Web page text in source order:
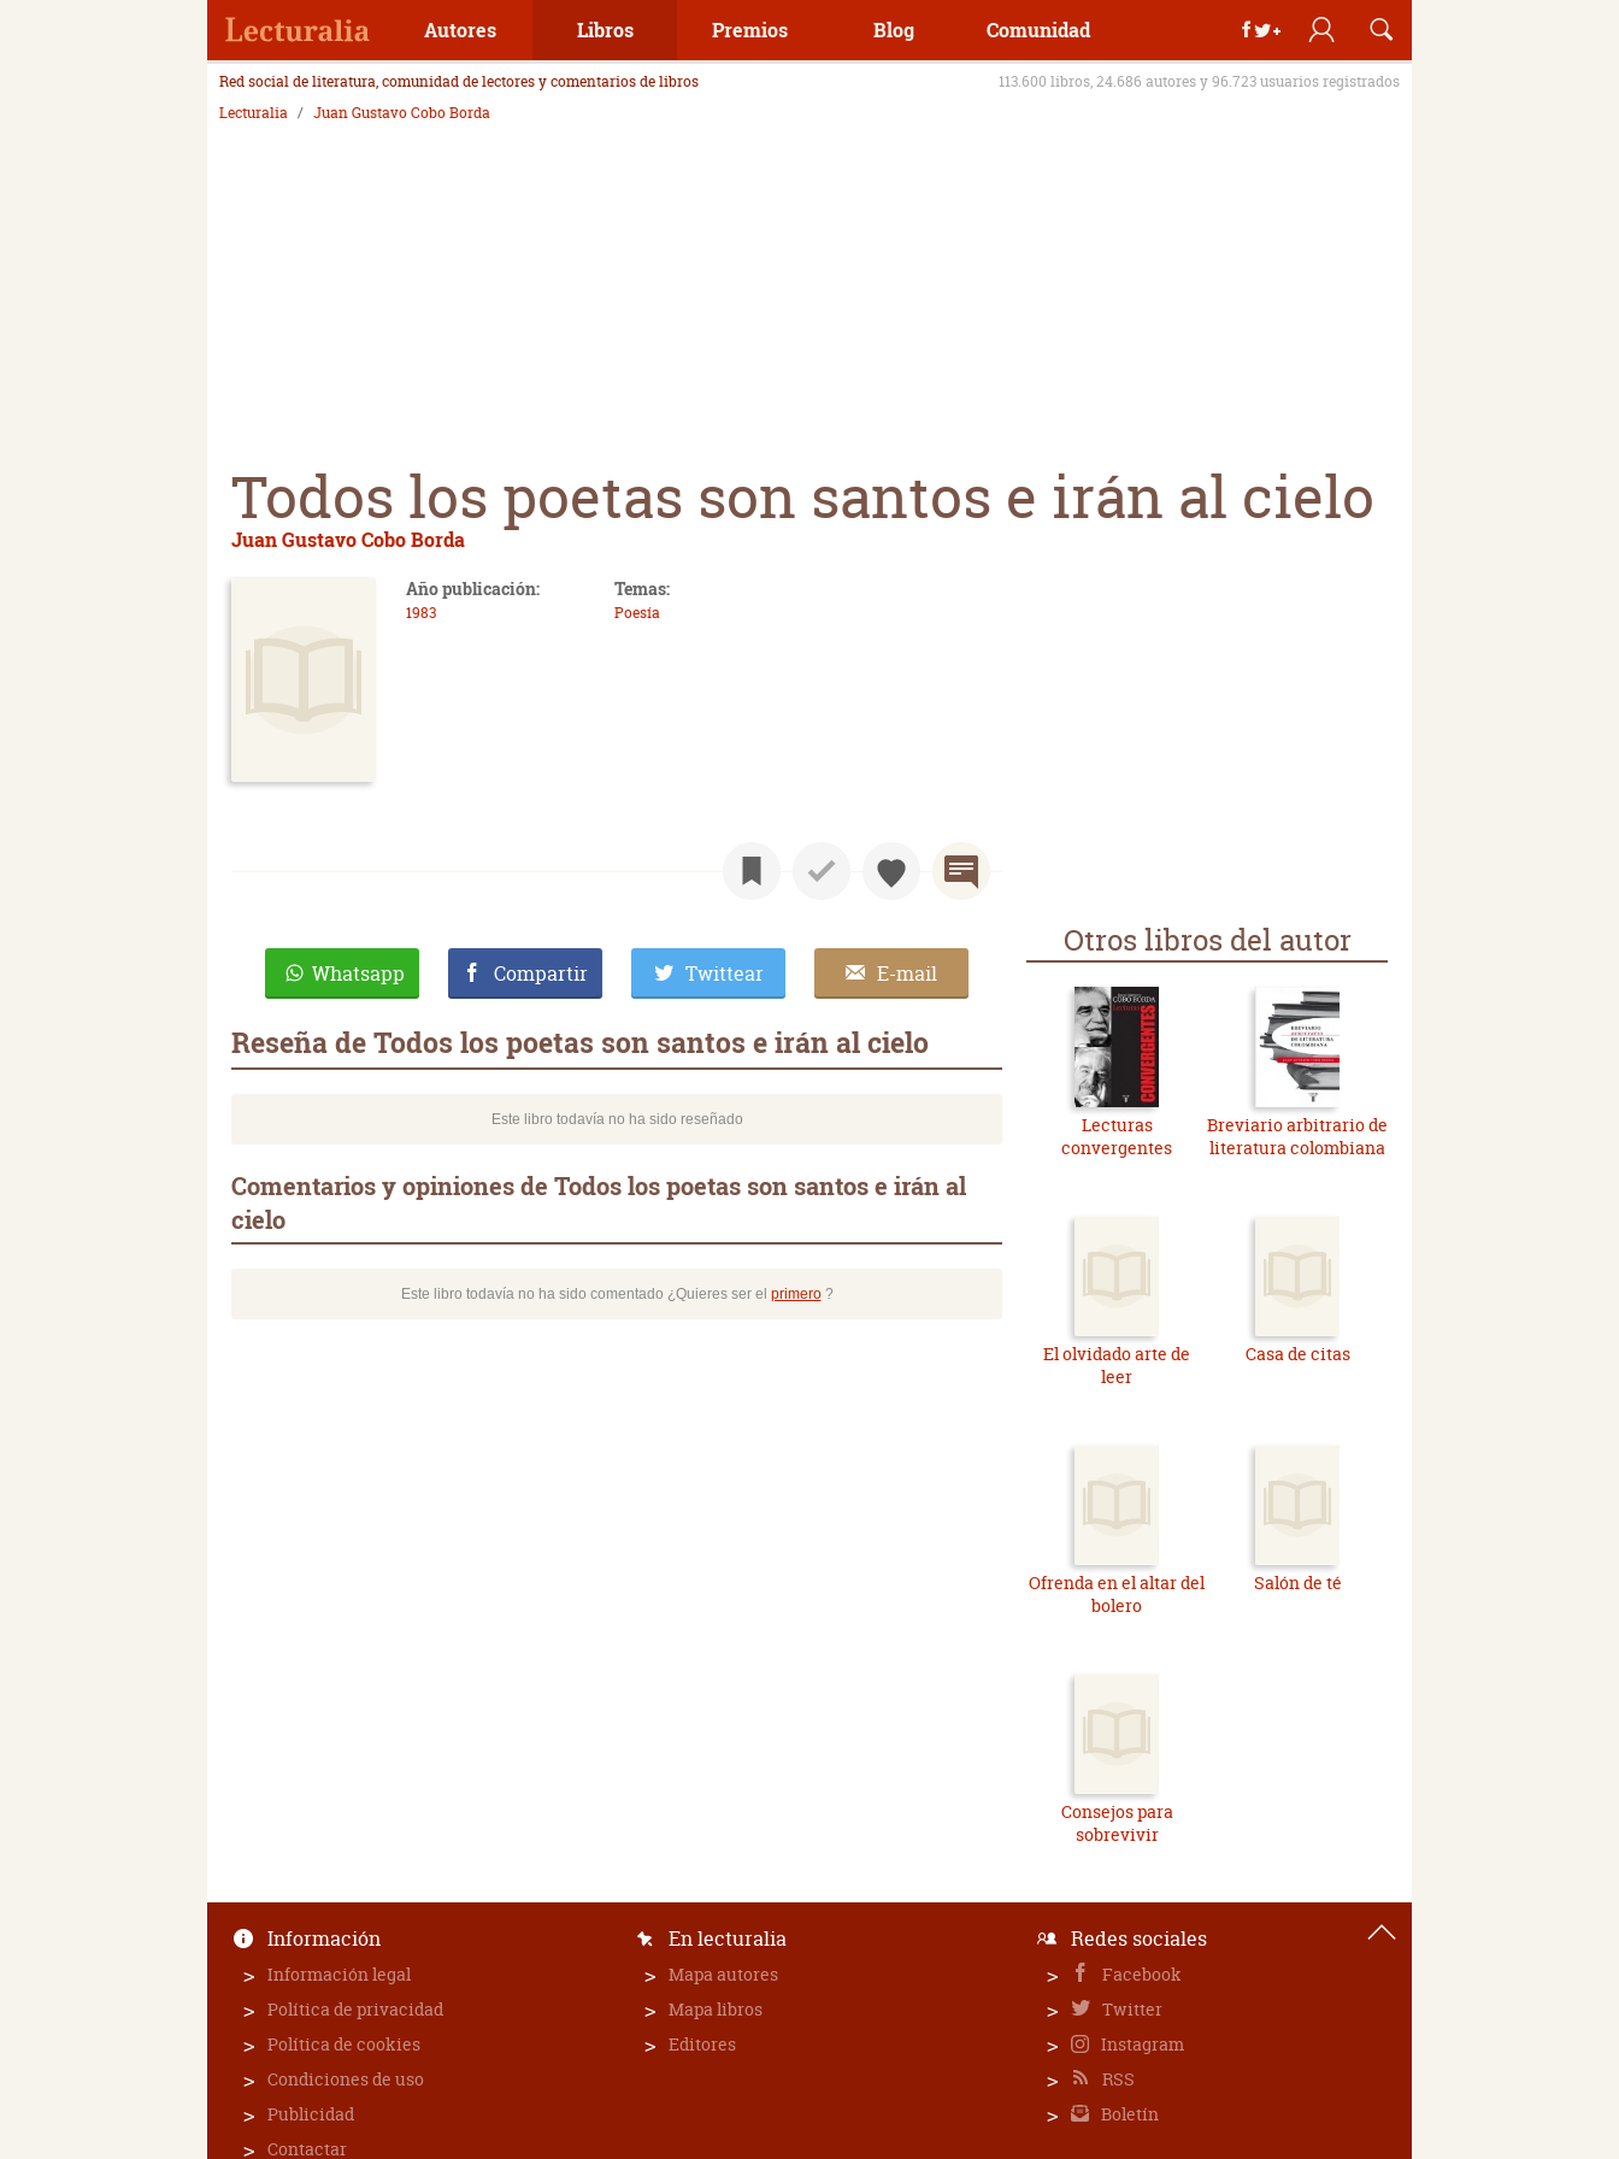
Autores Libros Premios Blog Comunidad
Red social de literatura, comunidad de lectores y comentarios de libros
113.600 libros, 24.686 autores y 96.723 usuarios registrados
Lecturalia
Juan Gustavo Cobo Borda
Todos los poetas son santos e irán al cielo
Juan Gustavo Cobo Borda
Año publicación:
1983
Temas:
Poesía
Whatsapp Compartir Twittear E-mail
Reseña de Todos los poetas son santos e irán al cielo
Este libro todavía no ha sido reseñado
Comentarios y opiniones de Todos los poetas son santos e irán al
cielo
Este libro todavía no ha sido comentado ¿Quieres ser el primero?
Otros libros del autor
Lecturas
convergentes
Breviario arbitrario de
literatura colombiana
El olvidado arte de
leer
Casa de citas
Ofrenda en el altar del
bolero
Salón de té
Consejos para
sobrevivir
Información
Información legal
Política de privacidad
Política de cookies
Condiciones de uso
Publicidad
Contactar
En lecturalia
Mapa autores
Mapa libros
Editores
Redes sociales
Facebook
Twitter
Instagram
RSS
Boletín